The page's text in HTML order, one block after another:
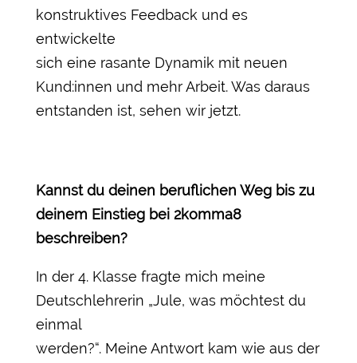
konstruktives Feedback und es
entwickelte
sich eine rasante Dynamik mit neuen
Kund:innen und mehr Arbeit. Was daraus
entstanden ist, sehen wir jetzt.
Kannst du deinen beruflichen Weg bis zu
deinem Einstieg bei 2komma8
beschreiben?
In der 4. Klasse fragte mich meine
Deutschlehrerin „Jule, was möchtest du
einmal
werden?“. Meine Antwort kam wie aus der